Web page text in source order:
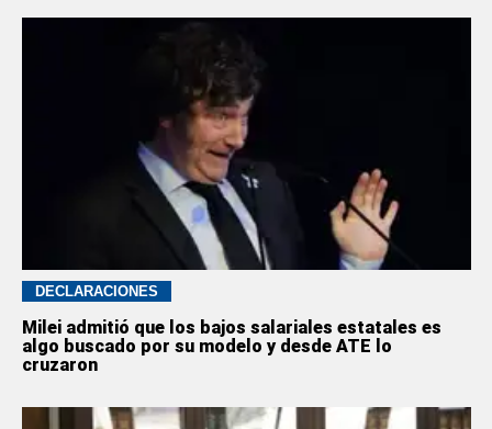
DECLARACIONES
Milei admitió que los bajos salariales estatales es
algo buscado por su modelo y desde ATE lo
cruzaron